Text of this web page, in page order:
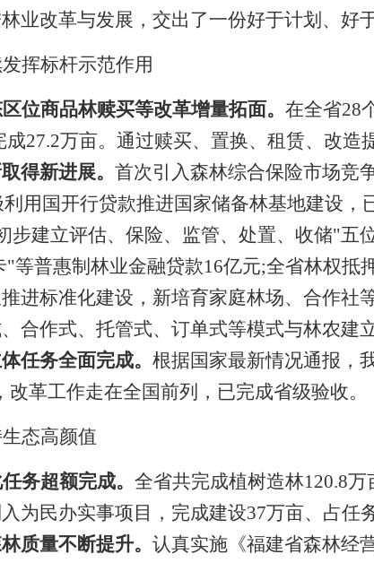
业改革与发展，交出了一份好于计划、好
挥标杆示范作用
位商品林赎买等改革增量拓面。 在全省28
成27.2万亩。通过赎买、置换、租赁、改造
得新进展。 首次引入森林综合保险市场竞
用国开行贷款推进国家储备林基地建设，
步建立评估、保险、监管、处置、收储"五
等普惠制林业金融贷款16亿元;全省林权抵
进标准化建设，新培育家庭林场、合作社
合作式、托管式、订单式等模式与林农建
任务全面完成。 根据国家最新情况通报，
，改革工作走在全国前列，已完成省级验收。
态高颜值
务超额完成。 全省共完成植树造林120.8万
为民办实事项目，完成建设37万亩、占任
质量不断提升。 认真实施《福建省森林经